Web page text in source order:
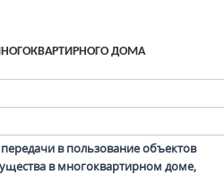
ДОМА
в пользование объектов
в многоквартирном доме,